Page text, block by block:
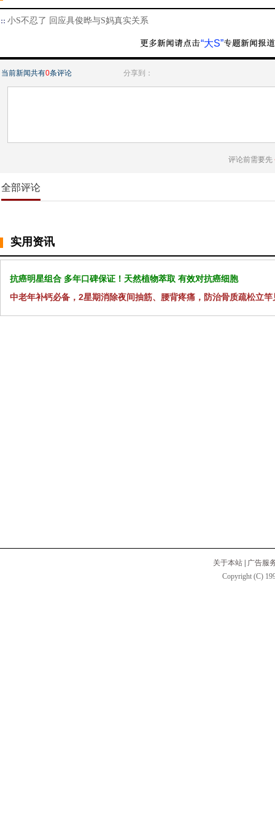
小S不忍了 回应具俊晔与S妈真实关系
“大S”
当前新闻共有0条评论 分享到：
评论前需要先
全部评论
实用资讯
抗癌明星组合 多年口碑保证！天然植物萃取 有效对抗癌细胞
中老年补钙必备，2星期消除夜间抽筋、腰背疼痛，防治骨质疏松立竿
关于本站
广告服
Copyright (C)